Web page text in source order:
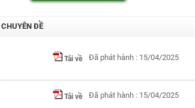
ĐỀ
Tải về Đã phát hành : 15/04/2025
Tải về Đã phát hành : 15/04/2025